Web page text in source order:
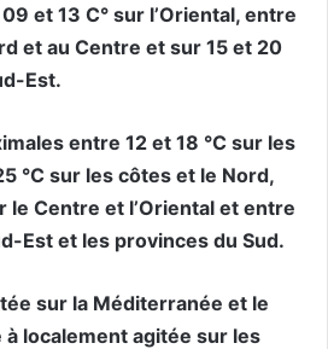
et 13 C° sur l’Oriental, entre
et au Centre et sur 15 et 20
Est.
entre 12 et 18 °C sur les
°C sur les côtes et le Nord,
le Centre et l’Oriental et entre
Est et les provinces du Sud.
sur la Méditerranée et le
localement agitée sur les